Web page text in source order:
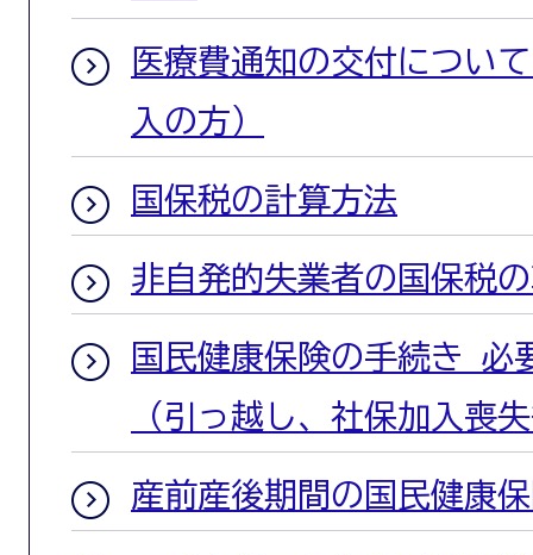
医療費通知の交付につい
入の方）
国保税の計算方法
非自発的失業者の国保税
国民健康保険の手続き 必
（引っ越し、社保加入喪
産前産後期間の国民健康